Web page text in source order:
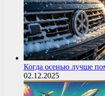
Когда осенью лучше
02.12.2025